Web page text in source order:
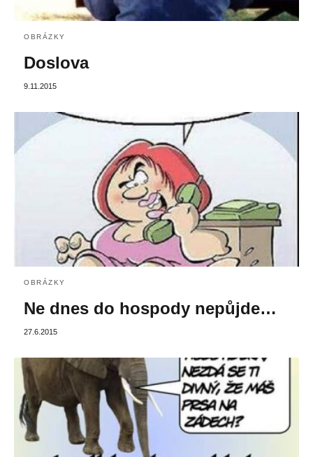
OBRÁZKY
Doslova
9.11.2015
OBRÁZKY
Ne dnes do hospody nepůjde…
27.6.2015